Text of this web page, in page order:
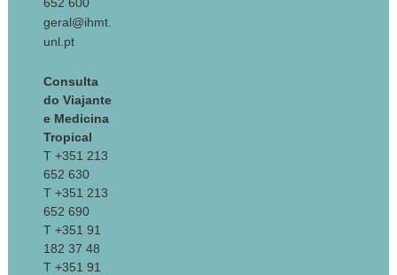
geral@ihmt.
unl.pt
Consulta
do Viajante
e Medicina
Tropical
T +351 213
652 630
T +351 213
652 690
T +351 91
182 37 48
T +351 91